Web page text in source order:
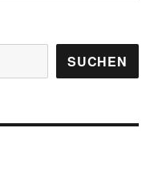
SUCHEN